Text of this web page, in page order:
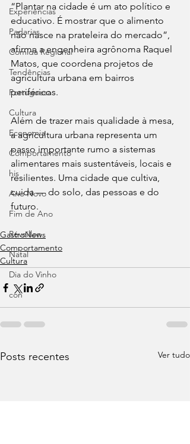
Experiências
Padarias
Comida Regional
Tendências
Portuguesa
Cultura
Economia
Comportamento
his
Ano Novo
Fim de Ano
Réveillon
Natal
Dia do Vinho
con
“Plantar na cidade é um ato político e
educativo. É mostrar que o alimento
não nasce na prateleira do mercado”,
afirma a engenheira agrônoma Raquel
Matos, que coordena projetos de
agricultura urbana em bairros
periféricos.
Além de trazer mais qualidade à mesa,
a agricultura urbana representa um
passo importante rumo a sistemas
alimentares mais sustentáveis, locais e
resilientes. Uma cidade que cultiva,
cuida — do solo, das pessoas e do
futuro.
⁠GastroNews
Comportamento
Cultura
Posts recentes Ver tudo